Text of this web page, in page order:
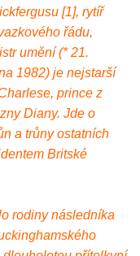
[1], rytíř
řádu,
umění (* 21.
1982) je nejstarší
prince z
Diany. Jde o
a trůny ostatních
Britské
rodiny následníka